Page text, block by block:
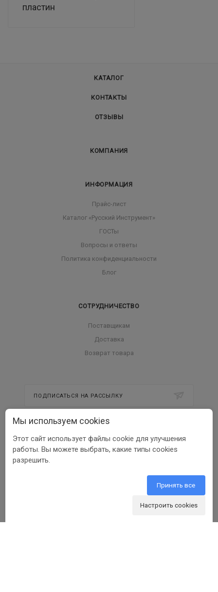
пластин
КАТАЛОГ
КОНТАКТЫ
ОТЗЫВЫ
КОМПАНИЯ
ИНФОРМАЦИЯ
Прайс-лист
Каталог «Русский Инструмент»
ГОСТы
Вопросы и ответы
Политика конфиденциальности
Блог
СОТРУДНИЧЕСТВО
Поставщикам
Доставка
Возврат товара
ПОДПИСАТЬСЯ НА РАССЫЛКУ
info@beltools.ru
Линии": Москва, Рябиновая ул, 37, стр 1
Мы используем cookies
Этот сайт использует файлы cookie для улучшения
работы. Вы можете выбрать, какие типы cookies
разрешить.
Настроить cookies
Принять все